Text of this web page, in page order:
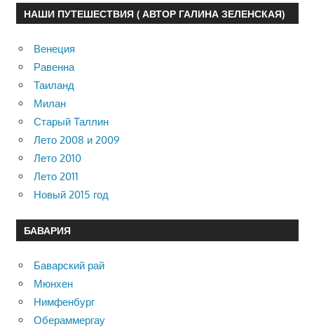
НАШИ ПУТЕШЕСТВИЯ ( АВТОР ГАЛИНА ЗЕЛЕНСКАЯ)
Венеция
Равенна
Таиланд
Милан
Старый Таллин
Лето 2008 и 2009
Лето 2010
Лето 2011
Новый 2015 год
БАВАРИЯ
Баварский рай
Мюнхен
Нимфенбург
Обераммергау